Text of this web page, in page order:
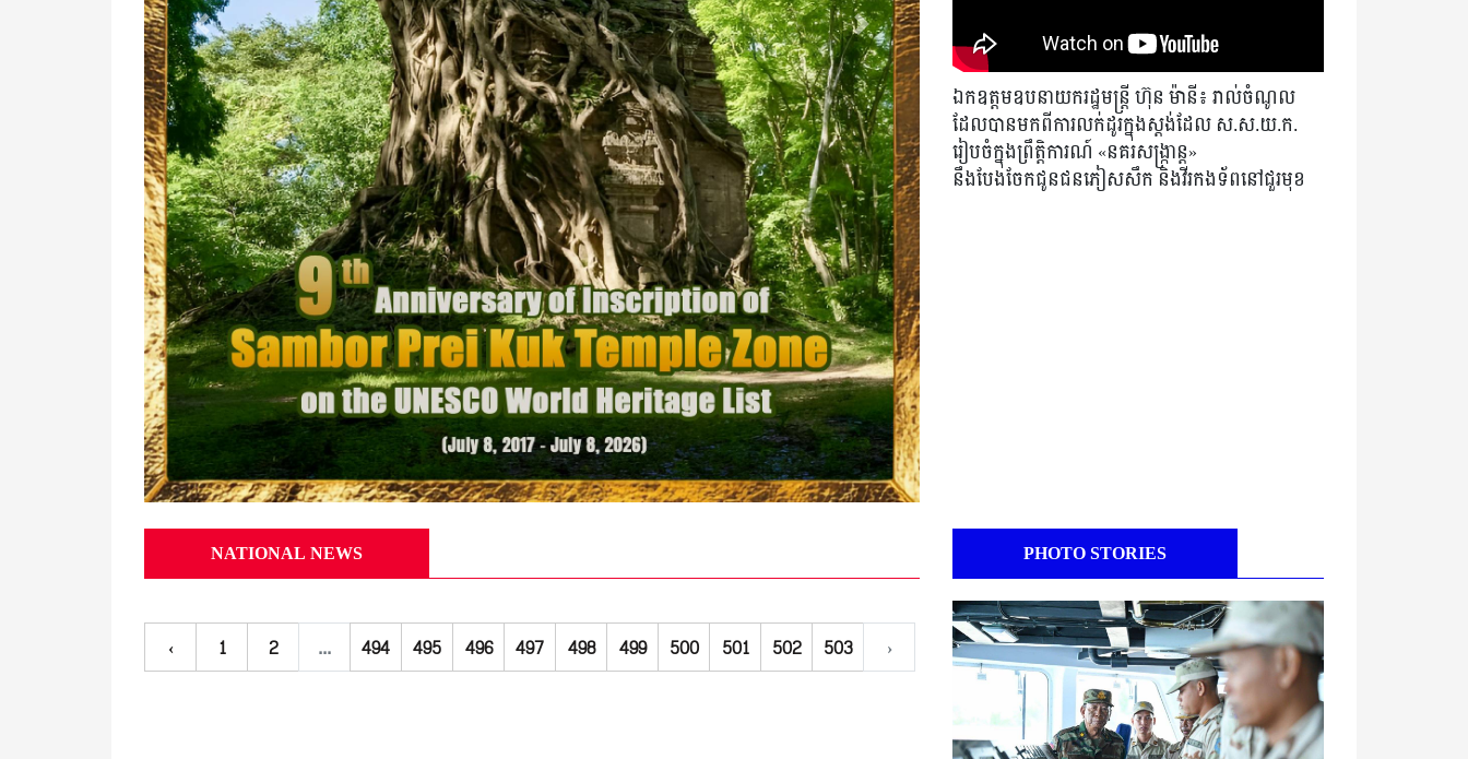
ឯកឧត្តមឧបនាយករដ្ឋមន្ត្រី ហ៊ុន ម៉ានី៖ រាល់ចំណូល
ដែលបានមកពីការលក់ដូរក្នុងស្តង់ដែល ស.ស.យ.ក.
រៀបចំក្នុងព្រឹត្តិការណ៍ «នគរសង្ក្រាន្ត»
នឹងបែងចែកជូនជនភៀសសឹក និងវីរកងទ័ពនៅជួរមុខ
NATIONAL NEWS
‹ 1 2 ... 494 495 496 497 498 499 500 501 502 503 ›
Cambodian Defence Leaders Inspect Frigate
622 Training Exercise